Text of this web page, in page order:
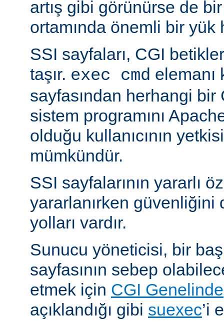
artış gibi görünürse de
ortamında önemli bir yük
SSI sayfaları, CGI
taşır. exec cmd elemanı
sayfasından herhangi
sistem programını
olduğu kullanıcının
mümkündür.
SSI sayfalarının yararlı
yararlanırken güvenliğini
yolları vardır.
Sunucu yöneticisi, bir
sayfasının sebep
etmek için CGI Genelinde
açıklandığı gibi suexec’i